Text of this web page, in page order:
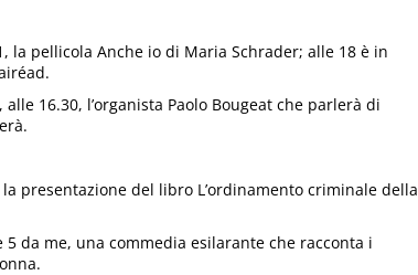
la pellicola Anche io di Maria Schrader; alle 18 è in
16.30, l’organista Paolo Bougeat che parlerà di
presentazione del libro L’ordinamento criminale della
5 da me, una commedia esilarante che racconta i